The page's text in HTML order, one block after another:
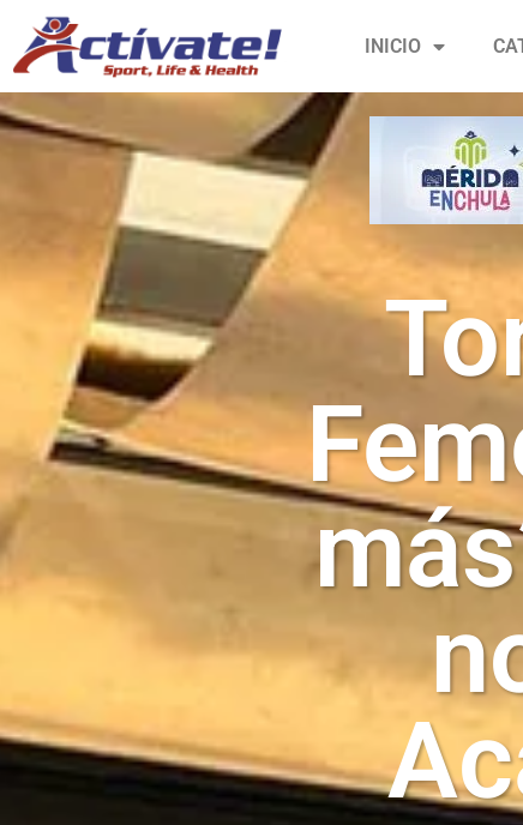
INICIO